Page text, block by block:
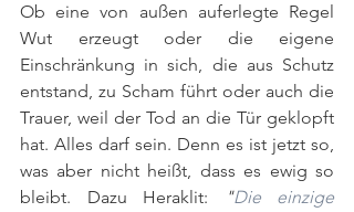
Ob eine von außen auferlegte Regel
Wut erzeugt oder die eigene
Einschränkung in sich, die aus Schutz
entstand, zu Scham führt oder auch die
Trauer, weil der Tod an die Tür geklopft
hat. Alles darf sein. Denn es ist jetzt so,
was aber nicht heißt, dass es ewig so
bleibt. Dazu Heraklit:
"Die einzige